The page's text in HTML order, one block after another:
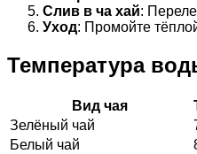
Слив в ча хай:
Уход: Промойте
Температура
Вид чая
Зелёный чай
Белый чай